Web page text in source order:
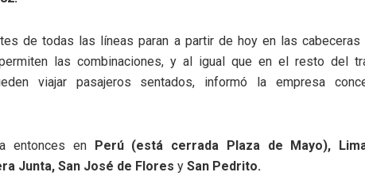
de todas las líneas paran a partir de hoy en las
las combinaciones, y al igual que en el resto del
viajar pasajeros sentados, informó la empresa
entonces en Perú (está cerrada Plaza de Mayo),
Junta, San José de Flores y San Pedrito.